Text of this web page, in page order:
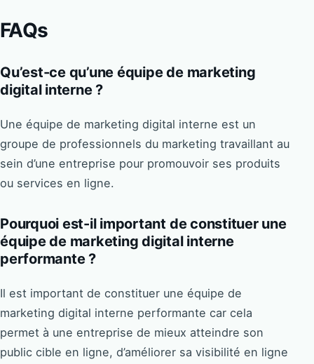
FAQs
Qu’est-ce qu’une équipe de marketing
digital interne ?
Une équipe de marketing digital interne est un
groupe de professionnels du marketing travaillant au
sein d’une entreprise pour promouvoir ses produits
ou services en ligne.
Pourquoi est-il important de constituer une
équipe de marketing digital interne
performante ?
Il est important de constituer une équipe de
marketing digital interne performante car cela
permet à une entreprise de mieux atteindre son
public cible en ligne, d’améliorer sa visibilité en ligne